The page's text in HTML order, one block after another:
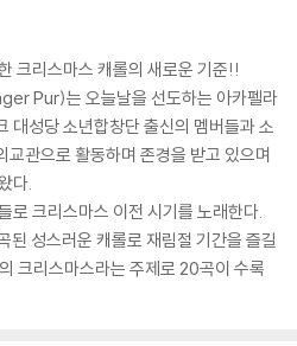
크리스마스 캐롤의 새로운 기준!!
Pur)는 오늘날을 선도하는 아카펠라
대성당 소년합창단 출신의 멤버들과 소
관으로 활동하며 존경을 받고 있으며
다.
로 크리스마스 이전 시기를 노래한다.
성스러운 캐롤로 재림절 기간을 즐길
크리스마스라는 주제로 20곡이 수록